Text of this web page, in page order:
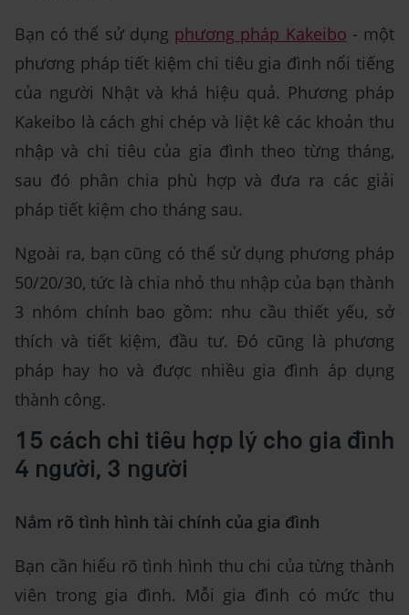
Bạn có thể sử dụng phương pháp Kakeibo - một
phương pháp tiết kiệm chi tiêu gia đình nổi tiếng
của người Nhật và khá hiệu quả. Phương pháp
Kakeibo là cách ghi chép và liệt kê các khoản thu
nhập và chi tiêu của gia đình theo từng tháng,
sau đó phân chia phù hợp và đưa ra các giải
pháp tiết kiệm cho tháng sau.
Ngoài ra, bạn cũng có thể sử dụng phương pháp
50/20/30, tức là chia nhỏ thu nhập của bạn thành
3 nhóm chính bao gồm: nhu cầu thiết yếu, sở
thích và tiết kiệm, đầu tư. Đó cũng là phương
pháp hay ho và được nhiều gia đình áp dụng
thành công.
15 cách chi tiêu hợp lý cho gia đình
4 người, 3 người
Nắm rõ tình hình tài chính của gia đình
Bạn cần hiểu rõ tình hình thu chi của từng thành
viên trong gia đình. Mỗi gia đình có mức thu